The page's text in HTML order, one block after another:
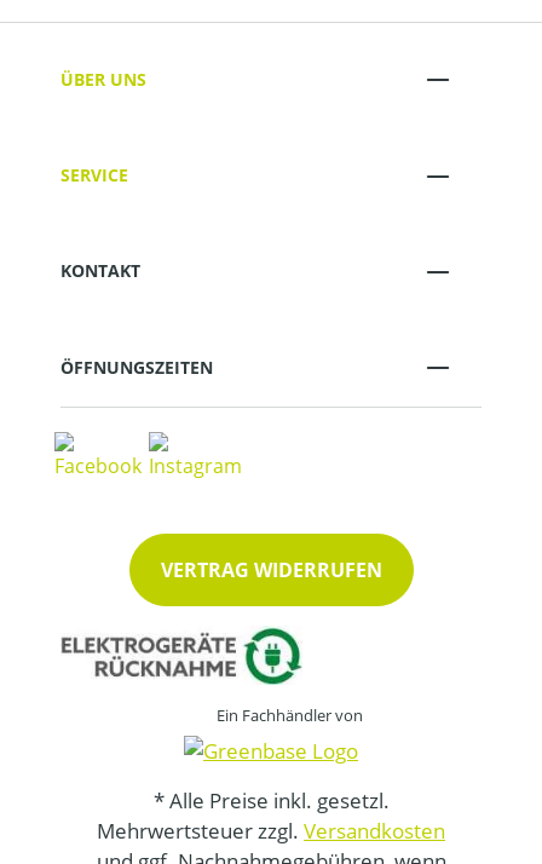
ÜBER UNS
SERVICE
KONTAKT
ÖFFNUNGSZEITEN
VERTRAG WIDERRUFEN
Ein Fachhändler von
* Alle Preise inkl. gesetzl.
Mehrwertsteuer zzgl. Versandkosten